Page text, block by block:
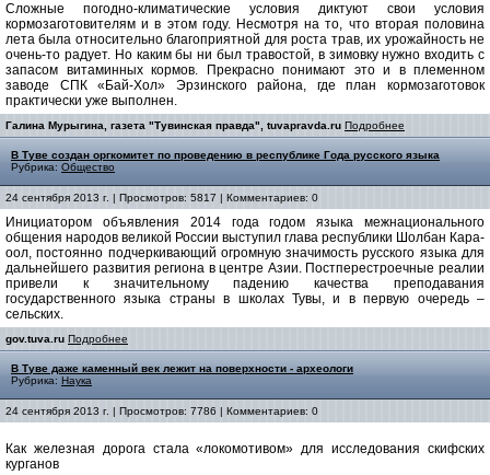
Сложные погодно-климатические условия диктуют свои условия
кормозаготовителям и в этом году. Несмотря на то, что вторая половина
лета была относительно благоприятной для роста трав, их урожайность не
очень-то радует. Но каким бы ни был травостой, в зимовку нужно входить с
запасом витаминных кормов. Прекрасно понимают это и в племенном
заводе СПК «Бай-Хол» Эрзинского района, где план кормозаготовок
практически уже выполнен.
Галина Мурыгина, газета "Тувинская правда", tuvapravda.ru Подробнее
В Туве создан оргкомитет по проведению в республике Года русского языка
Рубрика: Общество
24 сентября 2013 г. | Просмотров: 5817 | Комментариев: 0
Инициатором объявления 2014 года годом языка межнационального
общения народов великой России выступил глава республики Шолбан Кара-
оол, постоянно подчеркивающий огромную значимость русского языка для
дальнейшего развития региона в центре Азии. Постперестроечные реалии
привели к значительному падению качества преподавания
государственного языка страны в школах Тувы, и в первую очередь –
сельских.
gov.tuva.ru Подробнее
В Туве даже каменный век лежит на поверхности - археологи
Рубрика: Наука
24 сентября 2013 г. | Просмотров: 7786 | Комментариев: 0
Как железная дорога стала «локомотивом» для исследования скифских
курганов